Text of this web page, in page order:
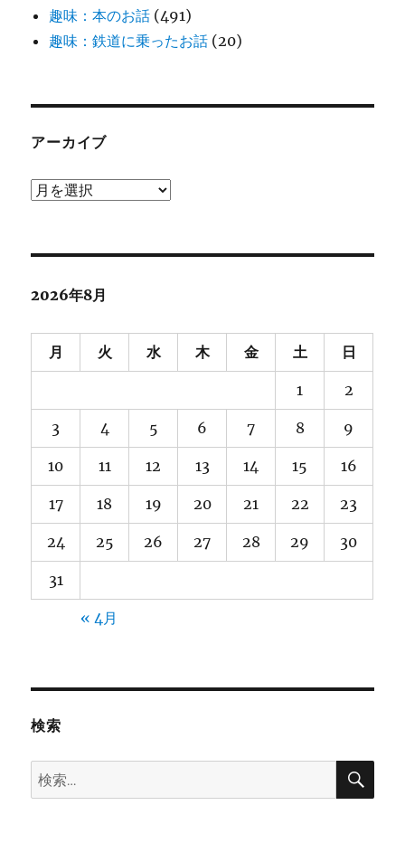
趣味：本のお話 (491)
趣味：鉄道に乗ったお話 (20)
アーカイブ
ア
ブ
2026年8月
月 火 水 木 金 土 日
1 2
3 4 5 6 7 8 9
10 11 12 13 14 15 16
17 18 19 20 21 22 23
24 25 26 27 28 29 30
31
« 4月
検索
検
索:
検